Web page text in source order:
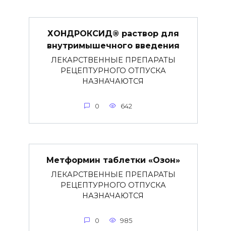
ХОНДРОКСИД® раствор для
внутримышечного введения
ЛЕКАРСТВЕННЫЕ ПРЕПАРАТЫ
РЕЦЕПТУРНОГО ОТПУСКА
НАЗНАЧАЮТСЯ
0 642
Метформин таблетки «Озон»
ЛЕКАРСТВЕННЫЕ ПРЕПАРАТЫ
РЕЦЕПТУРНОГО ОТПУСКА
НАЗНАЧАЮТСЯ
0 985